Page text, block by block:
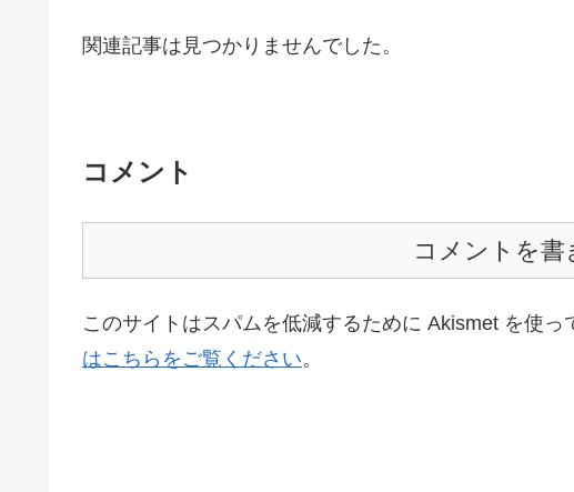
関連記事は見つかりませんでした。
コメント
コメントを書
このサイトはスパムを低減するために Akismet を使っ
はこちらをご覧ください。